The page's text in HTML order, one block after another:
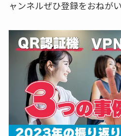
ャンネルぜひ登録をおねが